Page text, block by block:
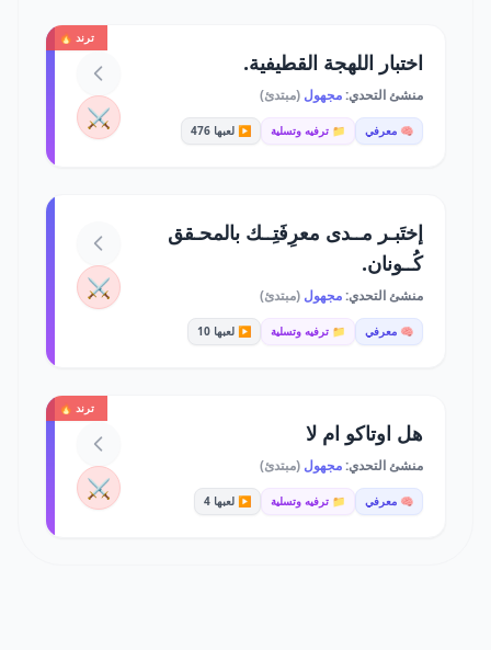
ترند 🔥
اختبار اللهجة القطيفية.
منشئ التحدي:مجهول (مبتدئ)
🧠 معرفي 📁 ترفيه وتسلية ▶️ لعبها 476 ⚔️
إختَبـر مــدى معرِفَتِــك بالمحـقق
كُــونان.
منشئ التحدي:مجهول (مبتدئ)
🧠 معرفي 📁 ترفيه وتسلية ▶️ لعبها 10
⚔️
ترند 🔥
هل اوتاكو ام لا
منشئ التحدي:مجهول (مبتدئ)
🧠 معرفي 📁 ترفيه وتسلية ▶️ لعبها 4 ⚔️